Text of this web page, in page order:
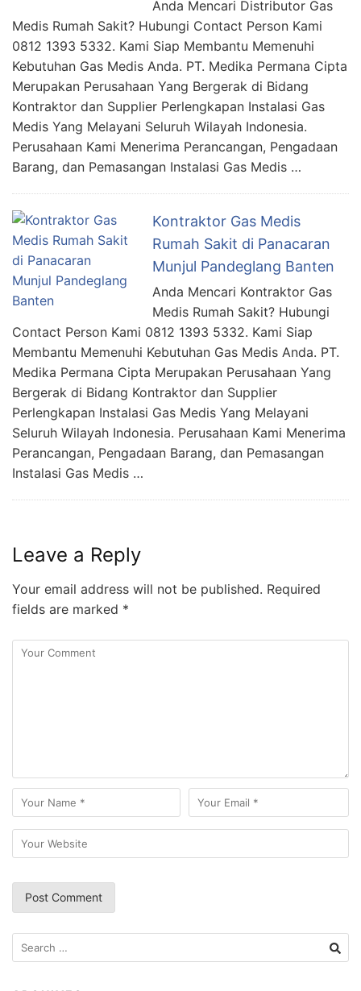
Anda Mencari Distributor Gas
Medis Rumah Sakit? Hubungi Contact Person Kami
0812 1393 5332. Kami Siap Membantu Memenuhi
Kebutuhan Gas Medis Anda. PT. Medika Permana Cipta
Merupakan Perusahaan Yang Bergerak di Bidang
Kontraktor dan Supplier Perlengkapan Instalasi Gas
Medis Yang Melayani Seluruh Wilayah Indonesia.
Perusahaan Kami Menerima Perancangan, Pengadaan
Barang, dan Pemasangan Instalasi Gas Medis …
Kontraktor Gas Medis
Rumah Sakit di Panacaran
Munjul Pandeglang Banten
Anda Mencari Kontraktor Gas
Medis Rumah Sakit? Hubungi
Contact Person Kami 0812 1393 5332. Kami Siap
Membantu Memenuhi Kebutuhan Gas Medis Anda. PT.
Medika Permana Cipta Merupakan Perusahaan Yang
Bergerak di Bidang Kontraktor dan Supplier
Perlengkapan Instalasi Gas Medis Yang Melayani
Seluruh Wilayah Indonesia. Perusahaan Kami Menerima
Perancangan, Pengadaan Barang, dan Pemasangan
Instalasi Gas Medis …
Leave a Reply
Your email address will not be published. Required
fields are marked *
Search
for: